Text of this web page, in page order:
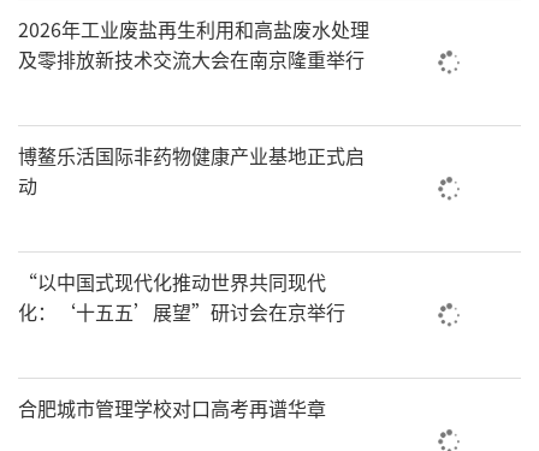
2026年工业废盐再生利用和高盐废水处理
及零排放新技术交流大会在南京隆重举行
博鳌乐活国际非药物健康产业基地正式启
动
“以中国式现代化推动世界共同现代
化：‘十五五’展望”研讨会在京举行
合肥城市管理学校对口高考再谱华章